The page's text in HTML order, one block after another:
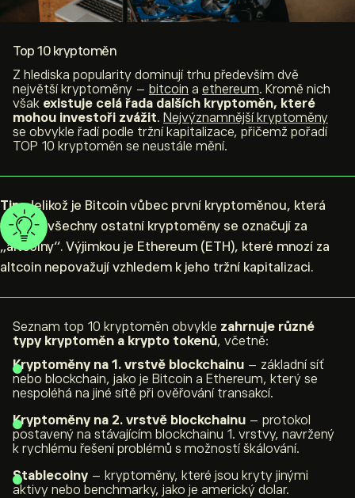
Top 10 kryptoměn
Z hlediska popularity dominují trhu především dvě
největší kryptoměny – bitcoin a ethereum. Kromě nich
však existuje celá řada dalších kryptoměn, které
mohou investoři zvážit. Nejvýznamnější kryptoměny
se obvykle řadí podle tržní kapitalizace, přičemž pořadí
TOP 10 kryptoměn se neustále mění.
Tip:Jelikož je Bitcoin vůbec první kryptoměnou, která
vznikla, všechny ostatní kryptoměny se označují za
„altcoiny“. Výjimkou je Ethereum (ETH), které mnozí za
altcoin nepovažují vzhledem k jeho tržní kapitalizaci.
Seznam top 10 kryptoměn obvykle zahrnuje různé
typy kryptoměn a krypto tokenů, včetně:
Kryptoměny na 1. vrstvě blockchainu – základní síť
nebo blockchain, jako je Bitcoin a Ethereum, který se
nespoléhá na jiné sítě při ověřování transakcí.
Kryptoměny na 2. vrstvě blockchainu – protokol
postavený na stávajícím blockchainu 1. vrstvy, navržený
k rychlému řešení problémů s možností škálování.
Stablecoiny – kryptoměny, které jsou kryty jinými
aktivy nebo benchmarky, jako je americký dolar.